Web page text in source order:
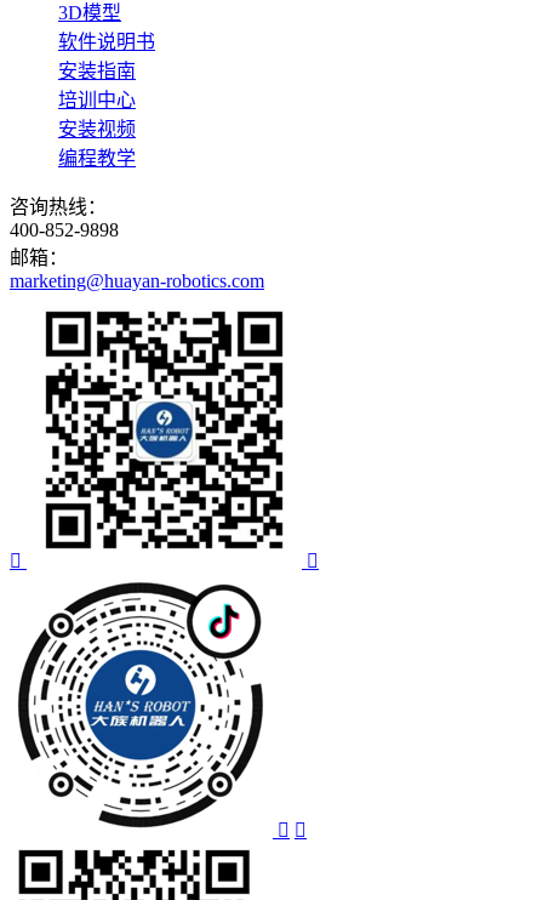
3D模型
软件说明书
安装指南
培训中心
安装视频
编程教学
咨询热线：
400-852-9898
邮箱：
marketing@huayan-robotics.com